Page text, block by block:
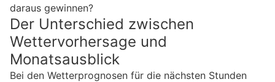
daraus gewinnen?
Der Unterschied zwischen
Wettervorhersage und
Monatsausblick
Bei den Wetterprognosen für die nächsten Stunden